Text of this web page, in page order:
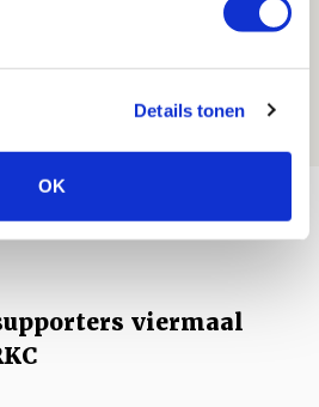
Details tonen
OK
er te veel naar hem
gekeken
viermaal